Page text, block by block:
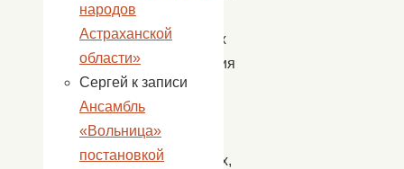
правилах
поведения
на
водоёмах,
народов
Астраханской
области»
Сергей к записи
Ансамбль
«Вольница»
постановкой